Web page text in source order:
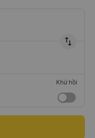
import_export
Khứ hồi